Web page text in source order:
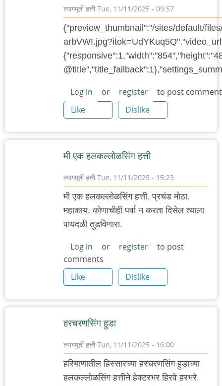
त्यागमूर्ती हत्ती Tue, 11/11/2025 - 09:57
{"preview_thumbnail":"/sites/default/
Log in or register
to post
Like
Dislike
मी एक हलकल्लोळसिंग हत्ती
त्यागमूर्ती हत्ती Tue, 11/11/2025 - 15:23
मी एक हलकल्लोळसिंग हत्ती. प्रचंड मोठा.
महाकाय. कोणाचीही पर्वा न करता दिसेल त्याला
पायदळी तुडविणारा.
Log in or register
to post
comments
Like
Dislike
हरचरणसिंग हुडा
त्यागमूर्ती हत्ती Tue, 11/11/2025 - 16:00
हरियाणातील हिस्सारच्या हरचरणसिंग हुडाच्या
हलकल्लोळसिंग हत्तीने हेक्टरभर हिरवे हरभरे